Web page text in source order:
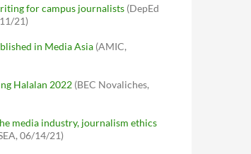
for campus journalists (DepEd
21)
in Media Asia (AMIC,
Halalan 2022 (BEC Novaliches,
media industry, journalism ethics
06/14/21)